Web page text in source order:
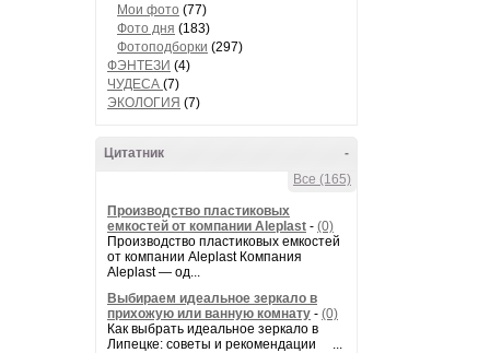
Мои фото (77)
Фото дня (183)
Фотоподборки (297)
ФЭНТЕЗИ (4)
ЧУДЕСА (7)
ЭКОЛОГИЯ (7)
-
Цитатник
Все (165)
Производство пластиковых
емкостей от компании Aleplast - (0)
Производство пластиковых емкостей
от компании Aleplast Компания
Aleplast — од...
Выбираем идеальное зеркало в
прихожую или ванную комнату - (0)
Как выбрать идеальное зеркало в
Липецке: советы и рекомендации ...